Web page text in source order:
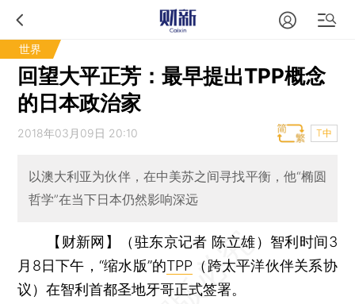
世界
回望大平正芳：最早提出TPP概念
的日本政治家
2018年03月09日 20:10 T中
以澳大利亚为伙伴，在中美苏之间寻找平衡，他“椭圆
哲学”在当下日本仍然影响深远
【财新网】（驻东京记者 陈立雄） 智利时间3
月8日下午，“缩水版”的TPP （跨太平洋伙伴关系协
议）在智利首都圣地牙哥正式签署。